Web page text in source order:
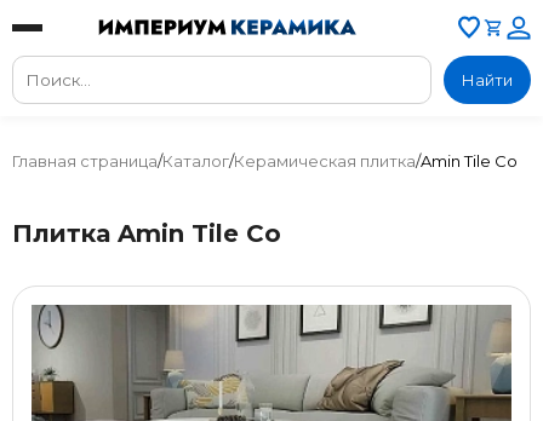
Найти
Главная страница/Каталог/Керамическая плитка/Amin Tile Co
Плитка Amin Tile Co